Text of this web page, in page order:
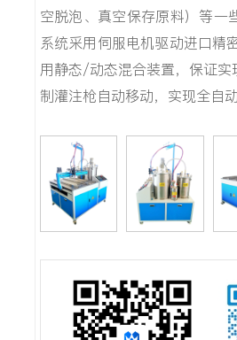
空脱泡、真空保存原料）等一
系统采用伺服电机驱动进口精
用静态/动态混合装置，保证
制灌注枪自动移动，实现全自动